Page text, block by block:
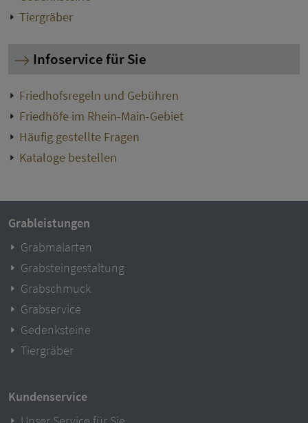
Tiergräber
Infoservice für Sie
Friedhofsregeln und Gebühren
Friedhöfe im Rhein-Main-Gebiet
Häufig gestellte Fragen
Kataloge bestellen
Grableistungen
Grabmalarten
Grabsteingestaltung
Grabschmuck
Grabservice
Gedenksteine
Tiergräber
Kundenservice